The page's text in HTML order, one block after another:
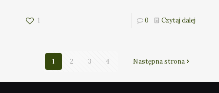
1 0 Czytaj dalej
1 2 3 4 Następna strona